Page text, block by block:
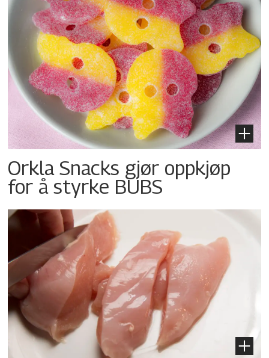
Orkla Snacks gjør oppkjøp
for å styrke BUBS